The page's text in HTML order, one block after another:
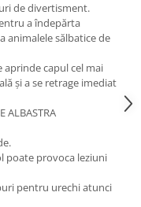
de divertisment.
a îndepărta
animalele sălbatice de
aprinde capul cel mai
și a se retrage imediat
ALBASTRA
poate provoca leziuni
pentru urechi atunci